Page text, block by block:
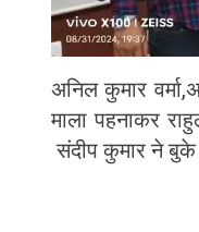
अनिल कुमार
माला पहनाकर
संदीप कुमार ने बुके